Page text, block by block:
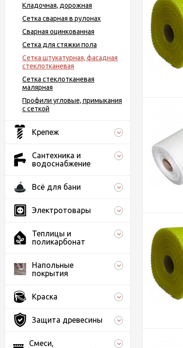
Кладочная, дорожная
Сетка сварная в рулонах
Сварная оцинкованная
Сетка для стяжки пола
Сетка штукатурная, фасадная
стеклотканевая
Сетка стеклотканевая
малярная
Профили угловые, примыкания
с сеткой
Крепеж
Сантехника и
водоснабжение
Всё для бани
Электротовары
Теплицы и
поликарбонат
Напольные
покрытия
Краска
Защита древесины
Смеси,